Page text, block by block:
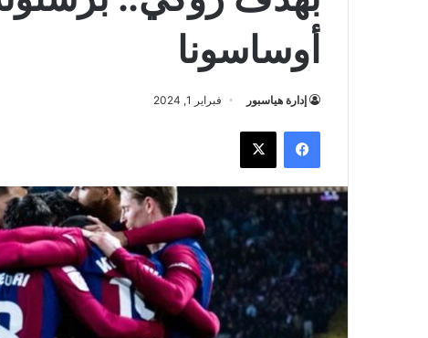
أوساسونا
إدارة هياسبور فبراير 1, 2024
فيسبوك ‫X